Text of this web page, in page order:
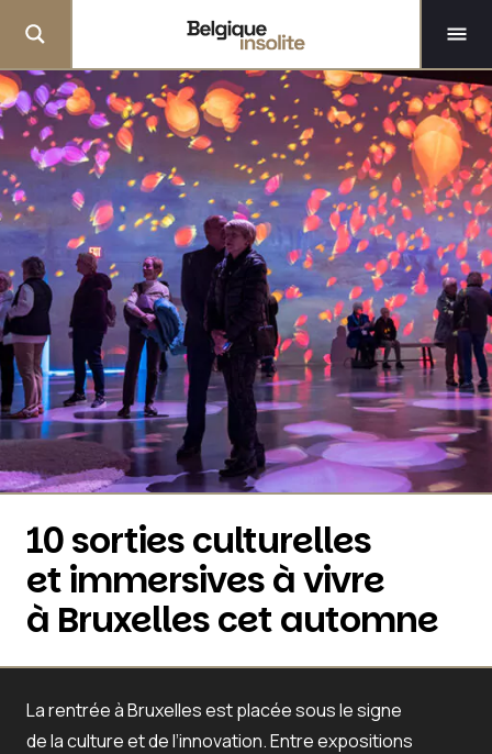
10 sorties culturelles
et immersives à vivre
à Bruxelles cet automne
La rentrée à Bruxelles est placée sous le signe
de la culture et de l’innovation. Entreexpositions